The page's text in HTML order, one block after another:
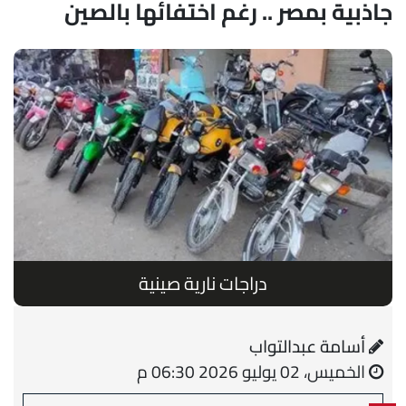
جاذبية بمصر .. رغم اختفائها بالصين
دراجات نارية صينية
أسامة عبدالتواب
الخميس، 02 يوليو 2026 06:30 م